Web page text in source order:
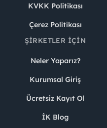
KVKK Politikası
Çerez Politikası
ŞIRKETLER İÇIN
Neler Yaparız?
Kurumsal Giriş
Ücretsiz Kayıt Ol
İK Blog